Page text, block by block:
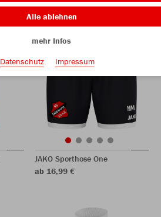
JAKO Sporthose One
ab 16,99 €
Alle ablehnen
mehr Infos
Datenschutz
Impressum